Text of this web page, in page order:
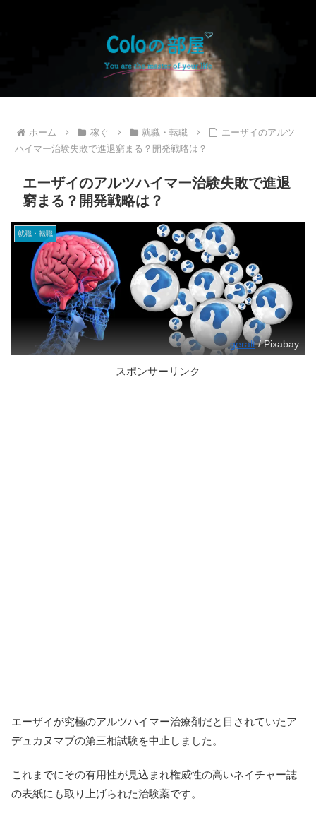
ホーム 稼ぐ 就職・転職
エーザイのアルツ
ハイマー治験失敗で進退窮まる？開発戦略は？
エーザイのアルツハイマー治験失敗で進退
窮まる？開発戦略は？
就職・転職
geralt/ Pixabay
スポンサーリンク
エーザイが究極のアルツハイマー治療剤だと目されていたア
デュカヌマブの第三相試験を中止しました。
これまでにその有用性が見込まれ権威性の高いネイチャー誌
の表紙にも取り上げられた治験薬です。